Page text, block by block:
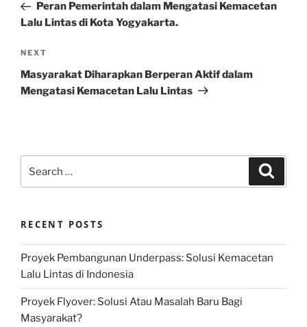
Peran Pemerintah dalam Mengatasi Kemacetan
Lalu Lintas di Kota Yogyakarta.
Next
Post
NEXT
Masyarakat Diharapkan Berperan Aktif dalam
Mengatasi Kemacetan Lalu Lintas
for:
RECENT POSTS
Proyek Pembangunan Underpass: Solusi Kemacetan
Lalu Lintas di Indonesia
Proyek Flyover: Solusi Atau Masalah Baru Bagi
Masyarakat?